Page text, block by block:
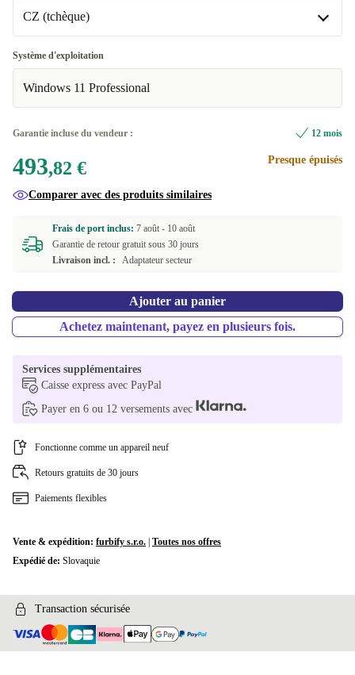
CZ (tchèque)
BE (belge)
CZ (tchèque)
FI (finlandais)
PT (portugais)
Système d'exploitation
Windows 11 Professional
Garantie incluse du vendeur : 12 mois
493,82 € Presque épuisés
Comparer avec des produits similaires
Frais de port inclus: 7 août - 10 août
Garantie de retour gratuit sous 30 jours
Livraison incl. :
Adaptateur secteur
Ajouter au panier
Achetez maintenant, payez en plusieurs fois.
Services supplémentaires
Caisse express avec PayPal
Payer en 6 ou 12 versements avec
Fonctionne comme un appareil neuf
Retours gratuits de 30 jours
Paiements flexibles
Vente & expédition: furbify s.r.o. Toutes nos offres
Expédié de: Slovaquie
Transaction sécurisée